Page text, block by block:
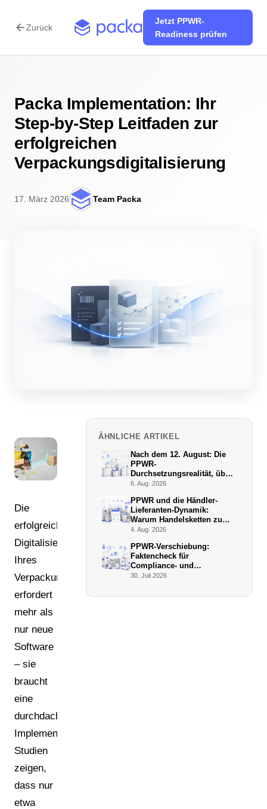
arrow_backZurück
Jetzt PPWR-
Readiness prüfen
Packa Implementation: Ihr
Step-by-Step Leitfaden zur
erfolgreichen
Verpackungsdigitalisierung
17. März 2026 Team Packa
Die
erfolgreiche
Digitalisierung
Ihres
Verpackungsmanagements
erfordert
mehr als
nur neue
Software
– sie
braucht
eine
durchdachte
Implementierungsstrategie.
Studien
zeigen,
dass nur
etwa
ÄHNLICHE ARTIKEL
Nach dem 12. August: Die
PPWR-
Durchsetzungsrealität, über
die niemand schreibt
6. Aug. 2026
PPWR und die Händler-
Lieferanten-Dynamik:
Warum Handelsketten zu
De-facto-Vollstreckern
4. Aug. 2026
PPWR-Verschiebung:
Faktencheck für
Compliance- und
Verpackungsmanager (Juli
30. Juli 2026